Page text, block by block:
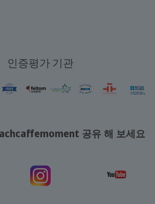
인증평가 기관
공유 해 보세요